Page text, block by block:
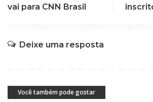
vai para CNN Brasil
Deixe uma resposta
Você também pode gostar